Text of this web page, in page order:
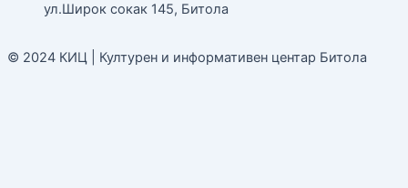
ул.Широк сокак 145, Битола
© 2024 КИЦ | Културен и информативен центар Битола